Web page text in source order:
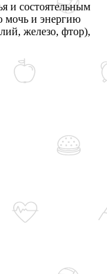
и состоятельным
мочь и энергию
железо, фтор),